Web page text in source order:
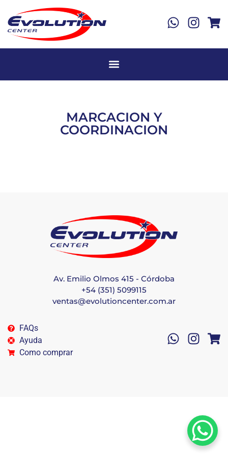
MARCACION Y
COORDINACION
Av. Emilio Olmos 415 - Córdoba
+54 (351) 5099115
ventas@evolutioncenter.com.ar
FAQs
Ayuda
Como comprar